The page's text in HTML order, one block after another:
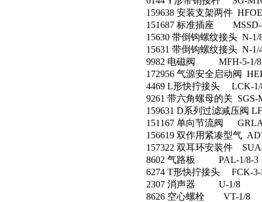
159638 安装支架两件
151687 标准插座 MSSD-
15630 带倒钩螺纹接头 N-1/
15631 带倒钩螺纹接头 N-1/
9982 电磁阀 MFH-5-1/8
172956 气源安全启动阀
4469 L形快拧接头 LCK-1/
9261 带六角螺母的关 SGS-
159631 D系列过滤减压阀
151167 单向节流阀
156619 双作用紧凑型气
157322 双耳环安装件
8602 气路板 PAL-1/8-3
6274 T形快拧接头 FCK-3-
2307 消声器 U-1/8
8626 空心螺栓 VT-1/8